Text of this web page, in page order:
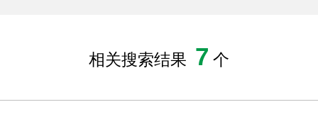
相关搜索结果 7 个